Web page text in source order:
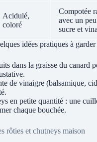
Acidulé,
coloré
Compotée
avec un
sucre et
idées pratiques à garder
dans la graisse du canard
de vinaigre (balsamique,
en petite quantité : une
chaque bouchée.
rôties et chutneys maison